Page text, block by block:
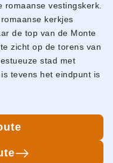
vestingskerk.
kerkjes
de top van de Monte
zicht op de torens van
stad met
tevens het eindpunt is